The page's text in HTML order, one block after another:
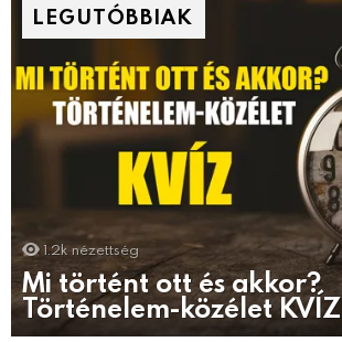
LEGUTÓBBIAK
1.2k nézettség
Mi történt ott és akkor?
Történelem-közélet KVÍZ